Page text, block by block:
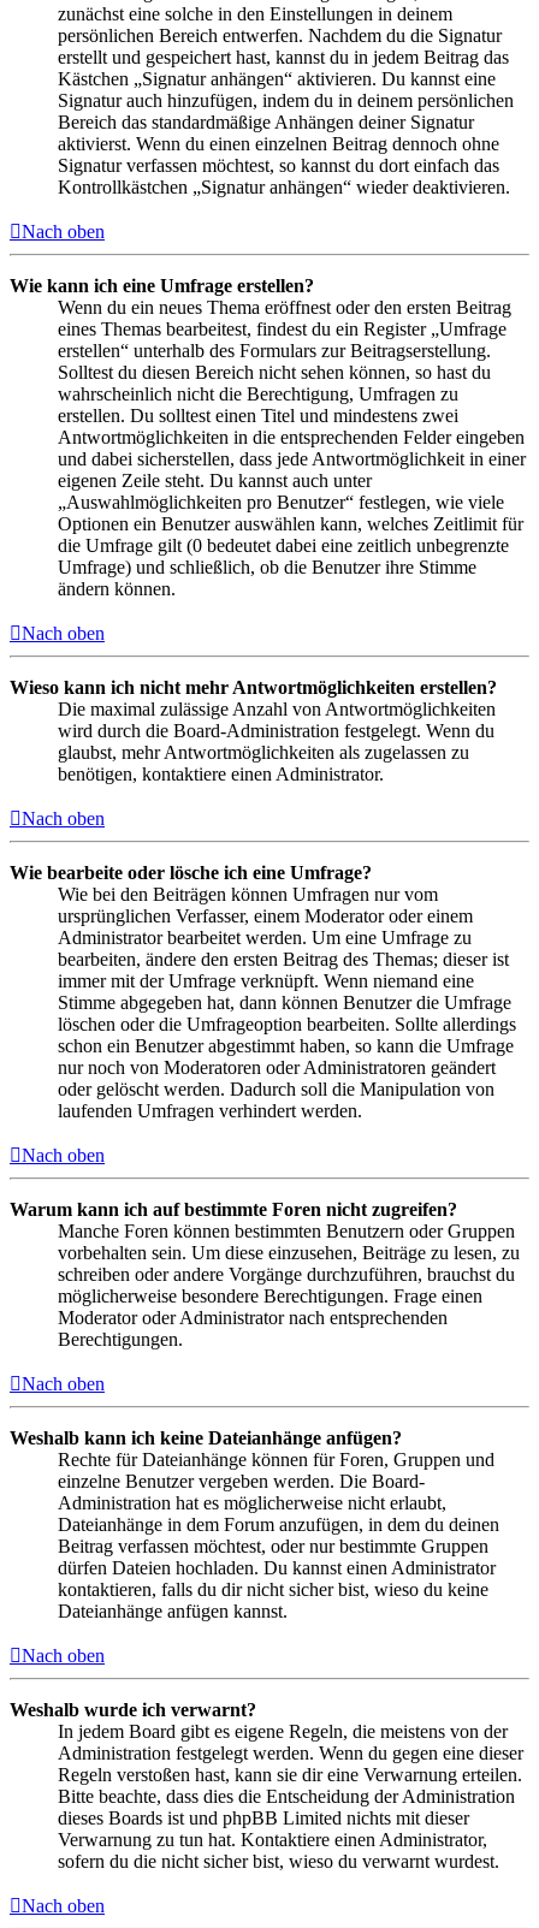
zunächst eine solche in den Einstellungen in deinem
persönlichen Bereich entwerfen. Nachdem du die Signatur
erstellt und gespeichert hast, kannst du in jedem Beitrag das
Kästchen „Signatur anhängen“ aktivieren. Du kannst eine
Signatur auch hinzufügen, indem du in deinem persönlichen
Bereich das standardmäßige Anhängen deiner Signatur
aktivierst. Wenn du einen einzelnen Beitrag dennoch ohne
Signatur verfassen möchtest, so kannst du dort einfach das
Kontrollkästchen „Signatur anhängen“ wieder deaktivieren.
Nach oben
Wie kann ich eine Umfrage erstellen?
Wenn du ein neues Thema eröffnest oder den ersten Beitrag
eines Themas bearbeitest, findest du ein Register „Umfrage
erstellen“ unterhalb des Formulars zur Beitragserstellung.
Solltest du diesen Bereich nicht sehen können, so hast du
wahrscheinlich nicht die Berechtigung, Umfragen zu
erstellen. Du solltest einen Titel und mindestens zwei
Antwortmöglichkeiten in die entsprechenden Felder eingeben
und dabei sicherstellen, dass jede Antwortmöglichkeit in einer
eigenen Zeile steht. Du kannst auch unter
„Auswahlmöglichkeiten pro Benutzer“ festlegen, wie viele
Optionen ein Benutzer auswählen kann, welches Zeitlimit für
die Umfrage gilt (0 bedeutet dabei eine zeitlich unbegrenzte
Umfrage) und schließlich, ob die Benutzer ihre Stimme
ändern können.
Nach oben
Wieso kann ich nicht mehr Antwortmöglichkeiten erstellen?
Die maximal zulässige Anzahl von Antwortmöglichkeiten
wird durch die Board-Administration festgelegt. Wenn du
glaubst, mehr Antwortmöglichkeiten als zugelassen zu
benötigen, kontaktiere einen Administrator.
Nach oben
Wie bearbeite oder lösche ich eine Umfrage?
Wie bei den Beiträgen können Umfragen nur vom
ursprünglichen Verfasser, einem Moderator oder einem
Administrator bearbeitet werden. Um eine Umfrage zu
bearbeiten, ändere den ersten Beitrag des Themas; dieser ist
immer mit der Umfrage verknüpft. Wenn niemand eine
Stimme abgegeben hat, dann können Benutzer die Umfrage
löschen oder die Umfrageoption bearbeiten. Sollte allerdings
schon ein Benutzer abgestimmt haben, so kann die Umfrage
nur noch von Moderatoren oder Administratoren geändert
oder gelöscht werden. Dadurch soll die Manipulation von
laufenden Umfragen verhindert werden.
Nach oben
Warum kann ich auf bestimmte Foren nicht zugreifen?
Manche Foren können bestimmten Benutzern oder Gruppen
vorbehalten sein. Um diese einzusehen, Beiträge zu lesen, zu
schreiben oder andere Vorgänge durchzuführen, brauchst du
möglicherweise besondere Berechtigungen. Frage einen
Moderator oder Administrator nach entsprechenden
Berechtigungen.
Nach oben
Weshalb kann ich keine Dateianhänge anfügen?
Rechte für Dateianhänge können für Foren, Gruppen und
einzelne Benutzer vergeben werden. Die Board-
Administration hat es möglicherweise nicht erlaubt,
Dateianhänge in dem Forum anzufügen, in dem du deinen
Beitrag verfassen möchtest, oder nur bestimmte Gruppen
dürfen Dateien hochladen. Du kannst einen Administrator
kontaktieren, falls du dir nicht sicher bist, wieso du keine
Dateianhänge anfügen kannst.
Nach oben
Weshalb wurde ich verwarnt?
In jedem Board gibt es eigene Regeln, die meistens von der
Administration festgelegt werden. Wenn du gegen eine dieser
Regeln verstoßen hast, kann sie dir eine Verwarnung erteilen.
Bitte beachte, dass dies die Entscheidung der Administration
dieses Boards ist und phpBB Limited nichts mit dieser
Verwarnung zu tun hat. Kontaktiere einen Administrator,
sofern du die nicht sicher bist, wieso du verwarnt wurdest.
Nach oben